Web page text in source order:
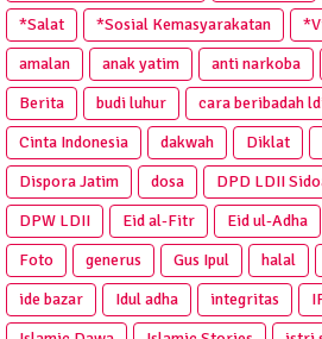
*Salat
*Sosial Kemasyarakatan
amalan
anak yatim anti narkoba
Berita
budi luhur cara beribadah
Cinta Indonesia
dakwah Diklat
Dispora Jatim
dosa DPD LDII
DPW LDII
Eid al-Fitr Eid ul-Adha
Foto
generus Gus Ipul halal
ide bazar
Idul adha integritas